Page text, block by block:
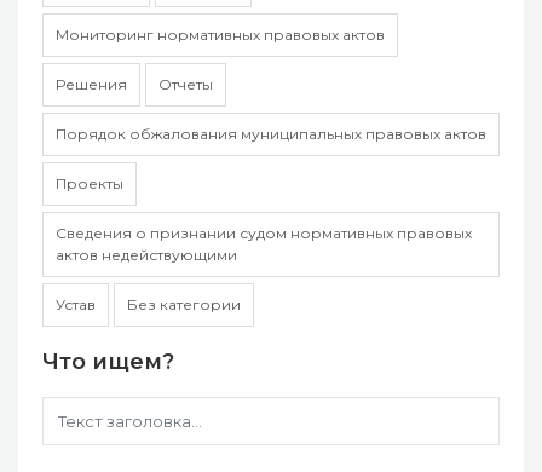
Мониторинг нормативных правовых актов
Решения Отчеты
Порядок обжалования муниципальных правовых актов
Проекты
Сведения о признании судом нормативных правовых
актов недействующими
Устав Без категории
Что ищем?